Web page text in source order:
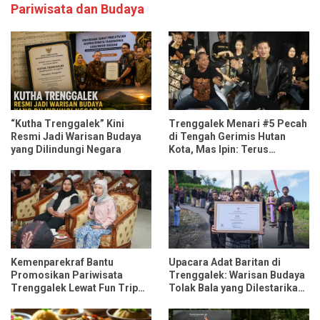
Pariwisata dan Budaya
“Kutha Trenggalek” Kini
Resmi Jadi Warisan Budaya
yang Dilindungi Negara
Trenggalek Menari #5 Pecah
di Tengah Gerimis Hutan
Kota, Mas Ipin: Terus
Kemenparekraf Bantu
Promosikan Pariwisata
Trenggalek Lewat Fun Trip
Media Nasional
Upacara Adat Baritan di
Trenggalek: Warisan Budaya
Tolak Bala yang Dilestarikan